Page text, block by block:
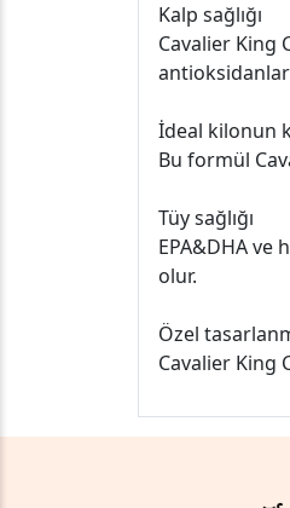
Kalp sağlığı
Cavalier King
İdeal kilonun
Bu formül
Tüy sağlığı
EPA&DHA ve
olur.
Özel
Cavalier King